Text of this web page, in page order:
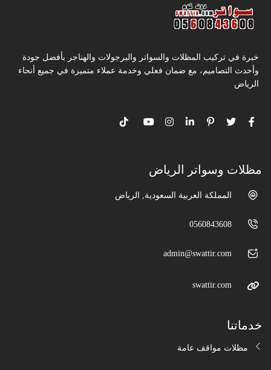
خبرة في تركيب المظلات والسواتر والبرجولات والهناجر بأفضل جودة
وأحدث التصاميم، مع ضمان فعلي وخدمة عملاء متميزة في جميع أنحاء
الرياض
مظلات وسواتر الرياض
المملكة العربية السعودية, الرياض
0560843608
admin@swattir.com
swattir.com
خدماتنا
مظلات مواقف عامة